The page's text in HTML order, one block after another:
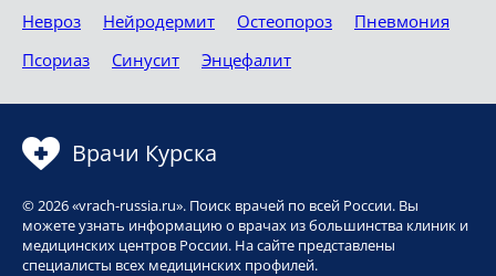
Невроз
Нейродермит Остеопороз
Пневмония
Псориаз
Синусит Энцефалит
Врачи Курска
© 2026 «vrach-russia.ru». Поиск врачей по всей России. Вы
можете узнать информацию о врачах из большинства клиник и
медицинских центров России. На сайте представлены
специалисты всех медицинских профилей.